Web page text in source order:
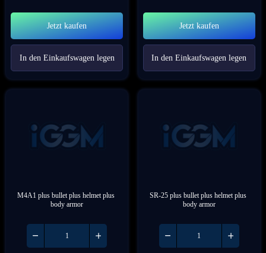
Jetzt kaufen
In den Einkaufswagen legen
Jetzt kaufen
In den Einkaufswagen legen
M4A1 plus bullet plus helmet plus
body armor
SR-25 plus bullet plus helmet plus
body armor